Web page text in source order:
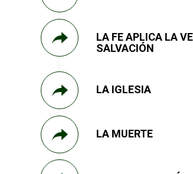
LA FE APLICA LA
SALVACIÓN
LA IGLESIA
LA MUERTE